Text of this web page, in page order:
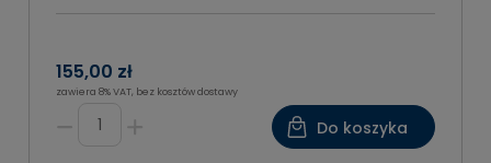
155,00 zł
zawiera 8% VAT, bez kosztów dostawy
Do koszyka